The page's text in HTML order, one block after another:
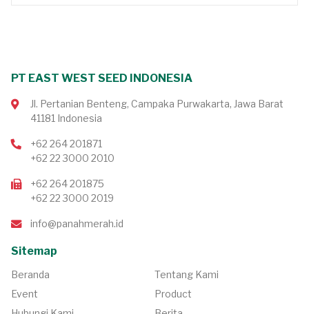
PT EAST WEST SEED INDONESIA
Jl. Pertanian Benteng, Campaka Purwakarta, Jawa Barat
41181 Indonesia
+62 264 201871
+62 22 3000 2010
+62 264 201875
+62 22 3000 2019
info@panahmerah.id
Sitemap
Beranda
Tentang Kami
Event
Product